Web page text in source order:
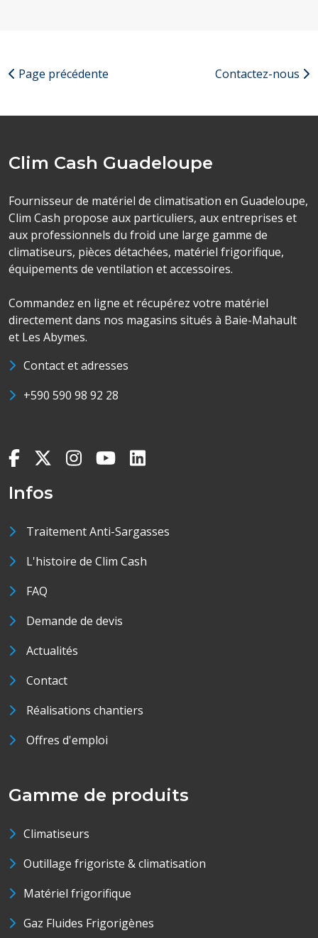
Page précédente Contactez-nous
Clim Cash Guadeloupe
Fournisseur de matériel de climatisation en Guadeloupe,
Clim Cash propose aux particuliers, aux entreprises et
aux professionnels du froid une large gamme de
climatiseurs, pièces détachées, matériel frigorifique,
équipements de ventilation et accessoires.
Commandez en ligne et récupérez votre matériel
directement dans nos magasins situés à Baie-Mahault
et Les Abymes.
Contact et adresses
+590 590 98 92 28
Infos
Traitement Anti-Sargasses
L'histoire de Clim Cash
FAQ
Demande de devis
Actualités
Contact
Réalisations chantiers
Offres d'emploi
Gamme de produits
Climatiseurs
Outillage frigoriste & climatisation
Matériel frigorifique
Gaz Fluides Frigorigènes